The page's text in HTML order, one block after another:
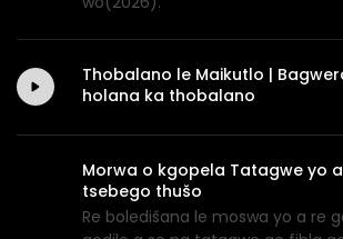
Thobalano le Maikutlo |
holana ka thobalano
Morwa o kgopela Tatagwe yo
tsebego thušo
Re boledišana le moswa yo a re